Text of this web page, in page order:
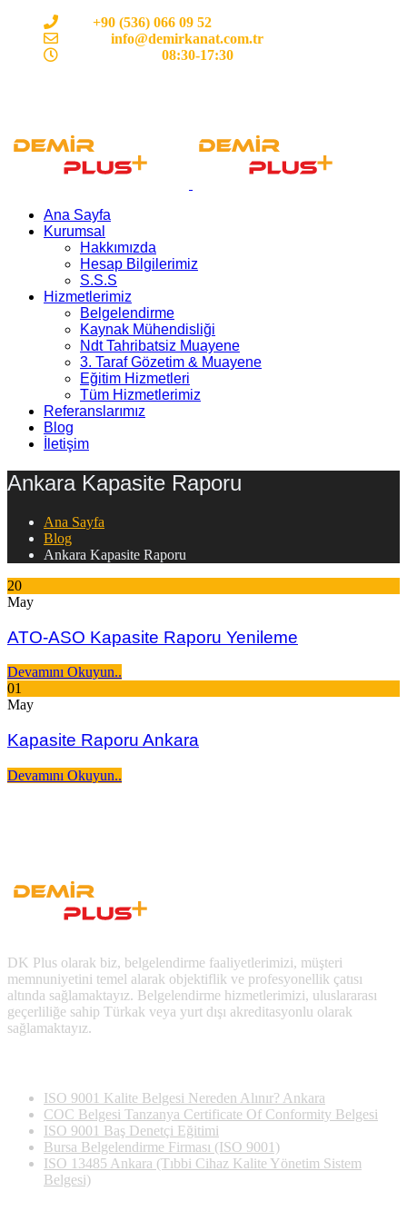
+90 (536) 066 09 52
info@demirkanat.com.tr
08:30-17:30
Ana Sayfa
Kurumsal
Hakkımızda
Hesap Bilgilerimiz
S.S.S
Hizmetlerimiz
Belgelendirme
Kaynak Mühendisliği
Ndt Tahribatsiz Muayene
3. Taraf Gözetim & Muayene
Eğitim Hizmetleri
Tüm Hizmetlerimiz
Referanslarımız
Blog
İletişim
Ankara Kapasite Raporu
Ana Sayfa
Blog
Ankara Kapasite Raporu
20
May
ATO-ASO Kapasite Raporu Yenileme
Devamını Okuyun..
01
May
Kapasite Raporu Ankara
Devamını Okuyun..
DK Plus olarak biz, belgelendirme faaliyetlerimizi, müşteri
memnuniyetini temel alarak objektiflik ve profesyonellik çatısı
altında sağlamaktayız. Belgelendirme hizmetlerimizi, uluslararası
geçerliliğe sahip Türkak veya yurt dışı akreditasyonlu olarak
sağlamaktayız.
ISO 9001 Kalite Belgesi Nereden Alınır? Ankara
COC Belgesi Tanzanya Certificate Of Conformity Belgesi
ISO 9001 Baş Denetçi Eğitimi
Bursa Belgelendirme Firması (ISO 9001)
ISO 13485 Ankara (Tıbbi Cihaz Kalite Yönetim Sistem
Belgesi)